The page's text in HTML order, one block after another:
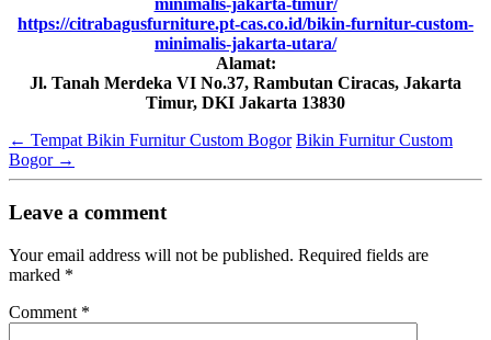
https://citrabagusfurniture.pt-cas.co.id/bikin-furnitur-custom-
minimalis-jakarta-utara/
Alamat:
Jl. Tanah Merdeka VI No.37, Rambutan Ciracas, Jakarta
Timur, DKI Jakarta 13830
← Tempat Bikin Furnitur Custom Bogor Bikin Furnitur Custom
Bogor →
Leave a comment
Your email address will not be published. Required fields are
marked *
Comment *